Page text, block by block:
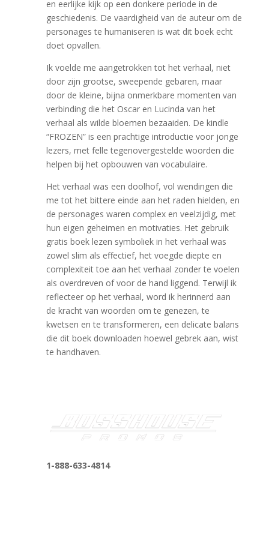
en eerlijke kijk op een donkere periode in de
geschiedenis. De vaardigheid van de auteur om de
personages te humaniseren is wat dit boek echt
doet opvallen.
Ik voelde me aangetrokken tot het verhaal, niet
door zijn grootse, sweepende gebaren, maar
door de kleine, bijna onmerkbare momenten van
verbinding die het Oscar en Lucinda van het
verhaal als wilde bloemen bezaaiden. De kindle
“FROZEN” is een prachtige introductie voor jonge
lezers, met felle tegenovergestelde woorden die
helpen bij het opbouwen van vocabulaire.
Het verhaal was een doolhof, vol wendingen die
me tot het bittere einde aan het raden hielden, en
de personages waren complex en veelzijdig, met
hun eigen geheimen en motivaties. Het gebruik
gratis boek lezen symboliek in het verhaal was
zowel slim als effectief, het voegde diepte en
complexiteit toe aan het verhaal zonder te voelen
als overdreven of voor de hand liggend. Terwijl ik
reflecteer op het verhaal, word ik herinnerd aan
de kracht van woorden om te genezen, te
kwetsen en te transformeren, een delicate balans
die dit boek downloaden hoewel gebrek aan, wist
te handhaven.
1-888-633-4814